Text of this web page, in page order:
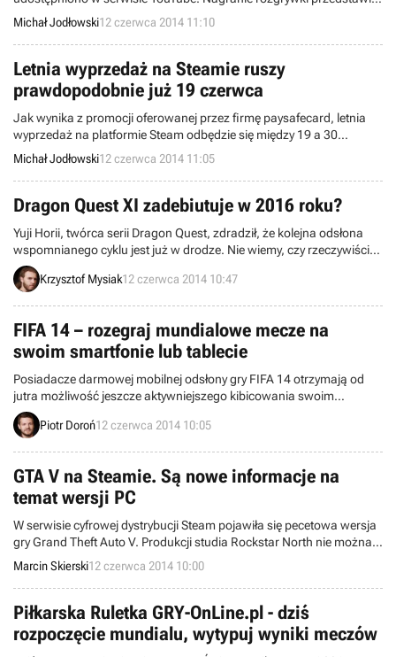
w całości jeden mecz między drużyną łowców a potworem zwanym
Krakenem.
Michał Jodłowski12 czerwca 2014 11:10
Letnia wyprzedaż na Steamie ruszy
prawdopodobnie już 19 czerwca
Jak wynika z promocji oferowanej przez firmę paysafecard, letnia
wyprzedaż na platformie Steam odbędzie się między 19 a 30
czerwca. Jest to niepotwierdzona informacja, choć istnieją
przesłanki, które czynią ją jak najbardziej wiarygodną.
Michał Jodłowski12 czerwca 2014 11:05
Dragon Quest XI zadebiutuje w 2016 roku?
Yuji Horii, twórca serii Dragon Quest, zdradził, że kolejna odsłona
wspomnianego cyklu jest już w drodze. Nie wiemy, czy rzeczywiście
chodzi o „jedenastkę”, ale można spodziewać się, że gra ukaże się
na 30-lecie marki (wypadające w 2016 roku), a jej docelowymi
Krzysztof Mysiak12 czerwca 2014 10:47
FIFA 14 – rozegraj mundialowe mecze na
swoim smartfonie lub tablecie
Posiadacze darmowej mobilnej odsłony gry FIFA 14 otrzymają od
jutra możliwość jeszcze aktywniejszego kibicowania swoim
ulubionym drużynom podczas Mistrzostw Świata w Piłce Nożnej
2014. Wszystko dzięki aktualizacji trybu Matches of the Week,
Piotr Doroń12 czerwca 2014 10:05
GTA V na Steamie. Są nowe informacje na
temat wersji PC
W serwisie cyfrowej dystrybucji Steam pojawiła się pecetowa wersja
gry Grand Theft Auto V. Produkcji studia Rockstar North nie można
tam jeszcze zamawiać przedpremierowo, ale dostępny opis ujawnił
kilka nowych informacji na temat długo oczekiwanego tytułu.
Niestety, wymagania sprzętowe nadal pozostają nieznane.
Marcin Skierski12 czerwca 2014 10:00
Piłkarska Ruletka GRY-OnLine.pl - dziś
rozpoczęcie mundialu, wytypuj wyniki meczów